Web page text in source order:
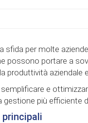
sfida per molte
possono portare a
aziendale
e
più efficiente